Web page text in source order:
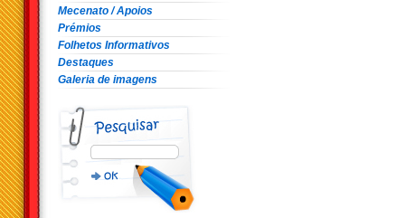
Mecenato / Apoios
Prémios
Folhetos Informativos
Destaques
Galeria de imagens